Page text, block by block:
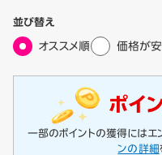
並び替え
オススメ順 価格が
一部のポイントの獲得にはエ
ンの詳細